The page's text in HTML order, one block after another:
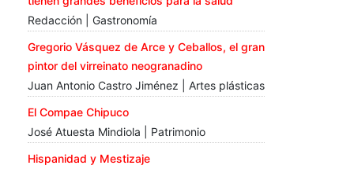
Redacción | Gastronomía
Gregorio Vásquez de Arce y Ceballos, el gran
pintor del virreinato neogranadino
Juan Antonio Castro Jiménez | Artes plásticas
El Compae Chipuco
José Atuesta Mindiola | Patrimonio
Hispanidad y Mestizaje